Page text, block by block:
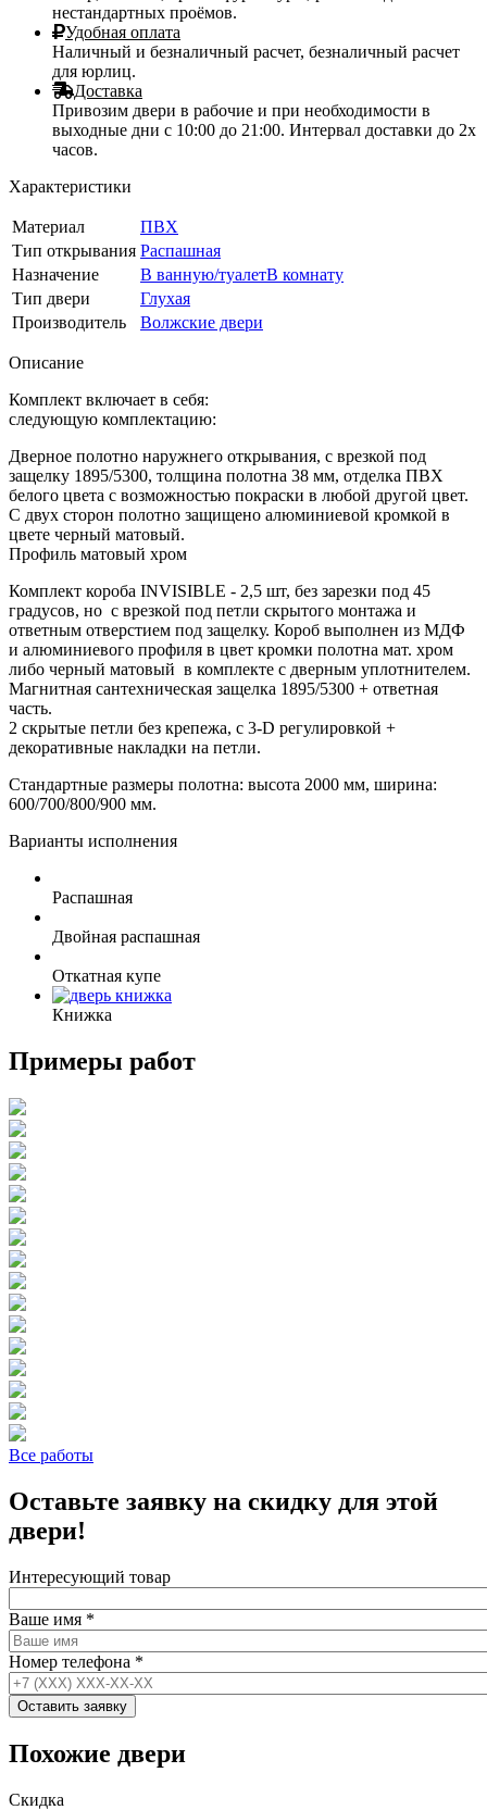
нестандартных проёмов.
Удобная оплата
Наличный и безналичный расчет, безналичный расчет
для юрлиц.
Доставка
Привозим двери в рабочие и при необходимости в
выходные дни с 10:00 до 21:00. Интервал доставки до 2х
часов.
Характеристики
Материал
ПВХ
Тип открывания Распашная
Назначение
В ванную/туалетВ комнату
Тип двери
Глухая
Производитель
Волжские двери
Описание
Комплект включает в себя:
следующую комплектацию:
Дверное полотно наружнего открывания, с врезкой под
защелку 1895/5300, толщина полотна 38 мм, отделка ПВХ
белого цвета с возможностью покраски в любой другой цвет.
С двух сторон полотно защищено алюминиевой кромкой в
цвете черный матовый.
Профиль матовый хром
Комплект короба INVISIBLE - 2,5 шт, без зарезки под 45
градусов, но с врезкой под петли скрытого монтажа и
ответным отверстием под защелку. Короб выполнен из МДФ
и алюминиевого профиля в цвет кромки полотна мат. хром
либо черный матовый в комплекте с дверным уплотнителем.
Магнитная сантехническая защелка 1895/5300 + ответная
часть.
2 скрытые петли без крепежа, с 3-D регулировкой +
декоративные накладки на петли.
Стандартные размеры полотна: высота 2000 мм, ширина:
600/700/800/900 мм.
Варианты исполнения
Распашная
Двойная распашная
Откатная купе
Книжка
Примеры работ
Все работы
Оставьте заявку на скидку для этой
двери!
Интересующий товар
Ваше имя *
Номер телефона *
Похожие двери
Скидка